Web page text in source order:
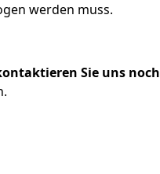
werden muss.
Sie uns noch